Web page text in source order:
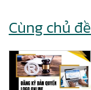
Cùng chủ